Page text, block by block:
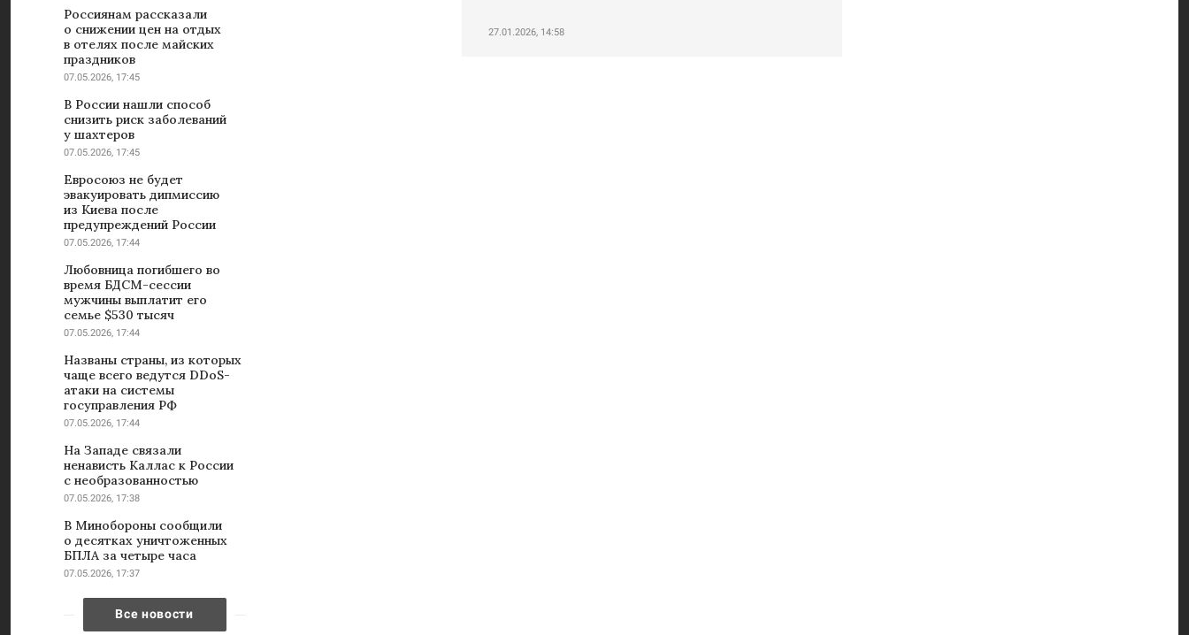
Россиянам рассказали
о снижении цен на отдых
в отелях после майских
праздников
07.05.2026, 17:45
В России нашли способ
снизить риск заболеваний
у шахтеров
07.05.2026, 17:45
Евросоюз не будет
эвакуировать дипмиссию
из Киева после
предупреждений России
07.05.2026, 17:44
Любовница погибшего во
время БДСМ-сессии
мужчины выплатит его
семье $530 тысяч
07.05.2026, 17:44
Названы страны, из которых
чаще всего ведутся DDoS-
атаки на системы
госуправления РФ
07.05.2026, 17:44
На Западе связали
ненависть Каллас к России
с необразованностью
07.05.2026, 17:38
В Минобороны сообщили
о десятках уничтоженных
БПЛА за четыре часа
07.05.2026, 17:37
Все новости
27.01.2026, 14:58